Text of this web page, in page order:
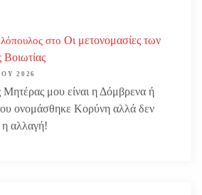
στο Οι μετονομασίες των
Βοιωτίας
2026
Μητέρας μου είναι η Δόμβρενα ή
ονομάσθηκε Κορύνη αλλά δεν
αλλαγή!